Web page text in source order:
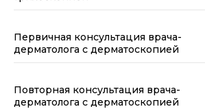
Первичная консультация врача-
дерматолога с дерматоскопией
Повторная консультация врача-
дерматолога с дерматоскопией